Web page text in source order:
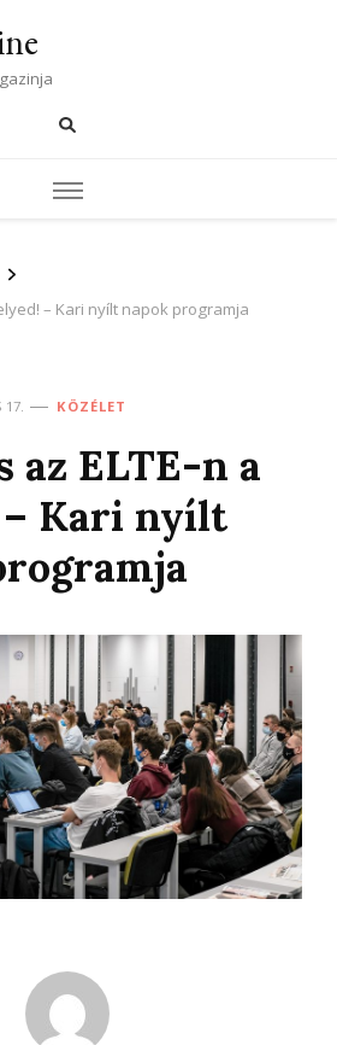
– Kari nyílt napok programja
17. KÖZÉLET
az ELTE-n a
Kari nyílt